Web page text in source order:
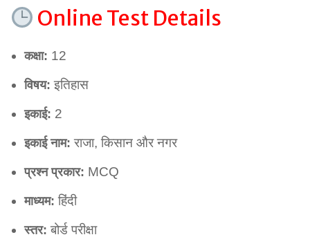
Online Test Details
कक्षा: 12
विषय: इतिहास
इकाई: 2
इकाई नाम: राजा, किसान और नगर
प्रश्न प्रकार: MCQ
माध्यम: हिंदी
स्तर: बोर्ड परीक्षा